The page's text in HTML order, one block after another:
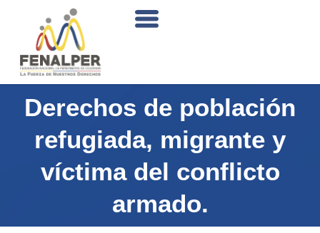
Derechos de población
refugiada, migrante y
víctima del conflicto
armado.